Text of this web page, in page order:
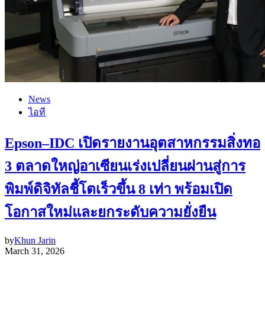
News
ไอที
Epson–IDC เปิดรายงานอุตสาหกรรมสิ่งทอ
3 ตลาดใหญ่อาเซียนเร่งเปลี่ยนผ่านสู่การ
พิมพ์ดิจิทัลชี้โตเร็วขึ้น 8 เท่า พร้อมเปิด
โอกาสใหม่และยกระดับความยั่งยืน
byKhun Jarin
March 31, 2026